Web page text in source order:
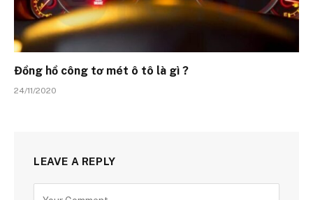
Đồng hồ công tơ mét ô tô là gì ?
24/11/2020
LEAVE A REPLY